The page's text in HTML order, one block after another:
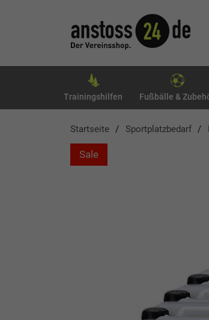
Trainingshilfen Fußbälle &
Startseite Sportplatzbedarf
Sale